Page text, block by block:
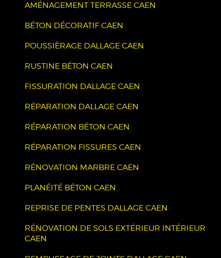
AMÉNAGEMENT TERRASSE CAEN
BÉTON DÉCORATIF CAEN
POUSSIÈRAGE DALLAGE CAEN
RUSTINE BÉTON CAEN
FISSURATION DALLAGE CAEN
RÉPARATION DALLAGE CAEN
RÉPARATION BÉTON CAEN
RÉPARATION FISSURES CAEN
RÉNOVATION MARBRE CAEN
PLANÉITÉ BÉTON CAEN
REPRISE DE PENTES DALLAGE CAEN
RÉNOVATION DE SOLS EXTÉRIEUR INTÉRIEUR
CAEN